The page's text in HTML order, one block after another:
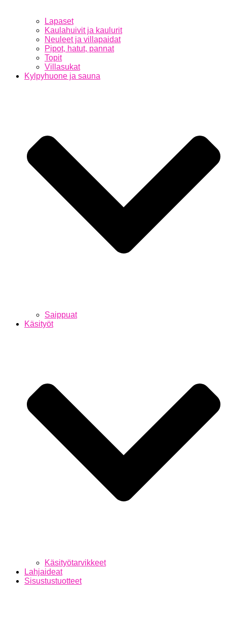
Lapaset
Kaulahuivit ja kaulurit
Neuleet ja villapaidat
Pipot, hatut, pannat
Topit
Villasukat
Kylpyhuone ja sauna
Saippuat
Käsityöt
Käsityötarvikkeet
Lahjaideat
Sisustustuotteet